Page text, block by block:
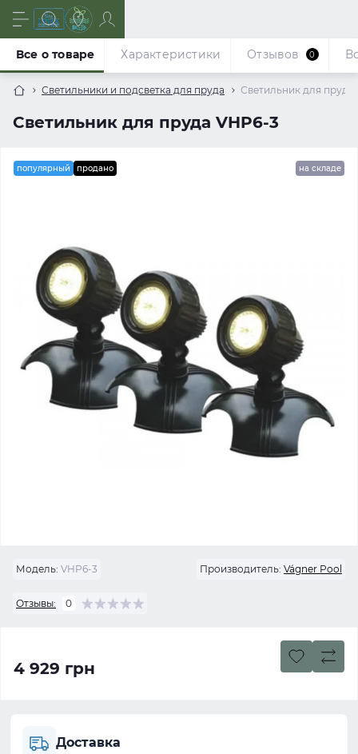
Светильники и подсветка для пруда Светильник для пруда
Светильник для пруда VHP6-3
Все о товаре Характеристики Отзывов 0
популярный продано на складе
Модель: VHP6-3 Производитель: Vágner Pool
Отзывы: 0
4 929 грн
Доставка